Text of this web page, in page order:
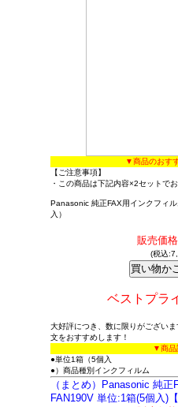
▼商品のおす
【ご注意事項】
・この商品は下記内容×2セットでお
Panasonic 純正FAX用インクフィ
入）
販売価
(税込
ベストプラ
大好評につき、数に限りがござい
文をおすすめします！
▼商品
●単位1箱（5個入
●）商品種別インクフィルム
（まとめ）Panasonic 純
FAN190V 単位:1箱(5個入)